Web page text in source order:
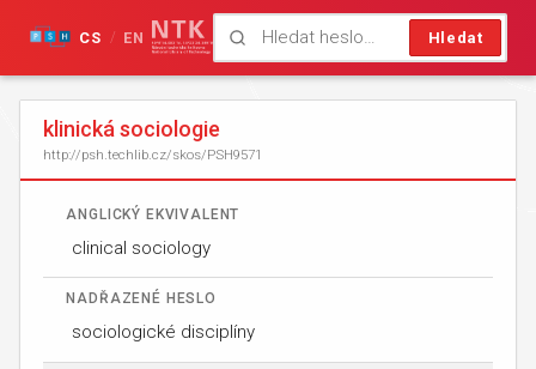
Hledat
CS / EN
klinická sociologie
http://psh.techlib.cz/skos/PSH9571
ANGLICKÝ EKVIVALENT
clinical sociology
NADŘAZENÉ HESLO
sociologické disciplíny